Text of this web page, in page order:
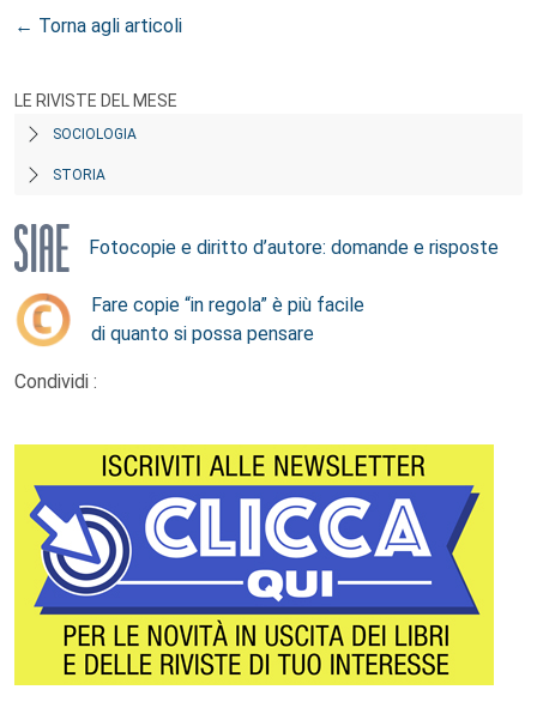
← Torna agli articoli
LE RIVISTE DEL MESE
SOCIOLOGIA
STORIA
Fotocopie e diritto d’autore: domande e risposte
Fare copie “in regola” è più facile
di quanto si possa pensare
Condividi :